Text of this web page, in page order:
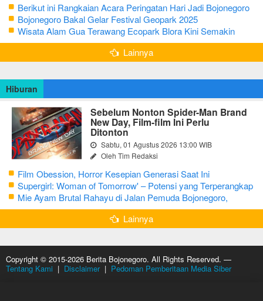
Berikut ini Rangkaian Acara Peringatan Hari Jadi Bojonegoro
Ke-348 Tahun 2025
Bojonegoro Bakal Gelar Festival Geopark 2025
Wisata Alam Gua Terawang Ecopark Blora Kini Semakin
Menarik
Lainnya
Hiburan
Sebelum Nonton Spider-Man Brand
New Day, Film-film Ini Perlu
Ditonton
Sabtu, 01 Agustus 2026 13:00 WIB
Oleh Tim Redaksi
Film Obession, Horror Kesepian Generasi Saat Ini
Supergirl: Woman of Tomorrow' – Potensi yang Terperangkap
dalam Narasi Generik
Mie Ayam Brutal Rahayu di Jalan Pemuda Bojonegoro,
Kuliner dengan Banyak Pilihan Menu
Lainnya
Copyright © 2015-2026 Berita Bojonegoro. All Rights Reserved. —
Tentang Kami | Disclaimer| Pedoman Pemberitaan Media Siber